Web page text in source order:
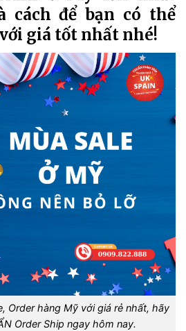
cách để bạn có thể
giá tốt nhất nhé!
Order hàng Mỹ với giá rẻ nhất, hãy
Order Ship ngay hôm nay.